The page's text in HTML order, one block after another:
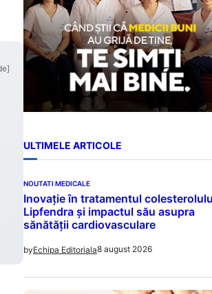
ULTIMELE ARTICOLE
NOUTATI MEDICALE
Inovație în tratamentul
Lipfendra și impactul său asupra
sănătății cardiovasculare
byEchipa Editoriala8 august 2026